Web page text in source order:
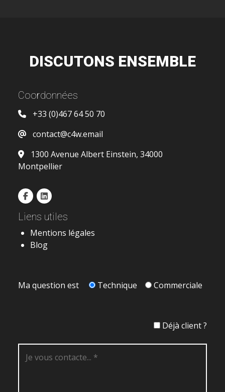
DISCUTONS ENSEMBLE
Coordonnées
+33 (0)467 64 50 70
contact@c4w.email
1300 Avenue Albert Einstein, 34000
Montpellier
Liens utiles
Mentions légales
Blog
Ma question est Technique Commerciale
Déjà client ?